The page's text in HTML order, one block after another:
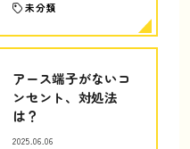
未分類
アース端子がないコ
ンセント、対処法
は？
2025.06.06